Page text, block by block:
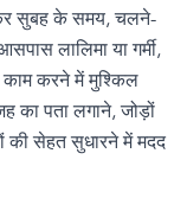
सुबह के समय,चलने-
लालिमा या गर्मी,
काम करने में मुश्किल
का पता लगाने,जोड़ों
सेहत सुधारने में मदद